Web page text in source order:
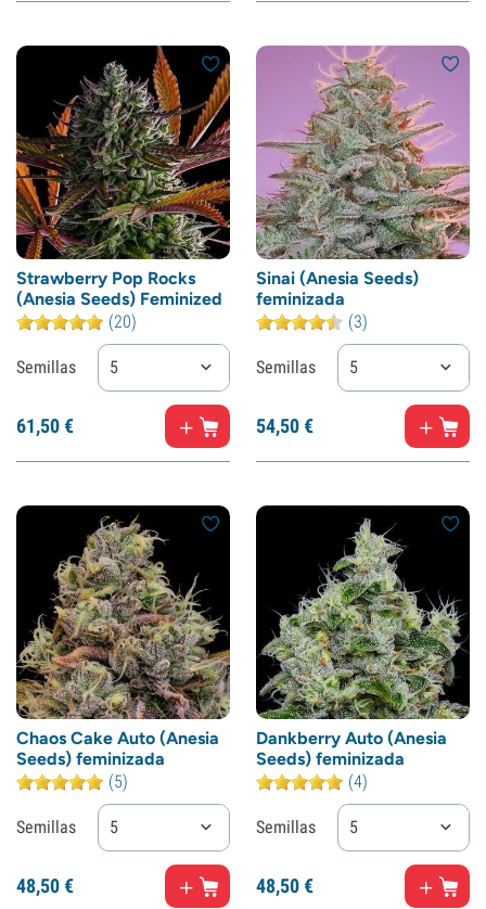
Strawberry Pop Rocks
(Anesia Seeds) Feminized
(20)
Semillas 5
61,50€
Sinai (Anesia Seeds)
feminizada
(3)
Semillas 5
54,50€
Chaos Cake Auto (Anesia
Seeds) feminizada
(5)
Semillas 5
48,50€
Dankberry Auto (Anesia
Seeds) feminizada
(4)
Semillas 5
48,50€